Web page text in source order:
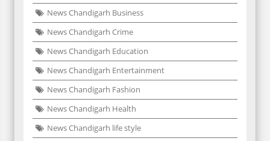
News Chandigarh Business
News Chandigarh Crime
News Chandigarh Education
News Chandigarh Entertainment
News Chandigarh Fashion
News Chandigarh Health
News Chandigarh life style